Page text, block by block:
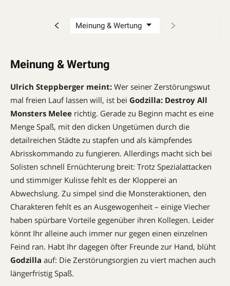
Meinung & Wertung
Ulrich Steppberger meint: Wer seiner Zerstörungswut
mal freien Lauf lassen will, ist bei Godzilla: Destroy All
Monsters Melee richtig. Gerade zu Beginn macht es eine
Menge Spaß, mit den dicken Ungetümen durch die
detailreichen Städte zu stapfen und als kämpfendes
Abrisskommando zu fungieren. Allerdings macht sich bei
Solisten schnell Ernüchterung breit: Trotz Spezialattacken
und stimmiger Kulisse fehlt es der Klopperei an
Abwechslung. Zu simpel sind die Monsteraktionen, den
Charakteren fehlt es an Ausgewogenheit – einige Viecher
haben spürbare Vorteile gegenüber ihren Kollegen. Leider
könnt Ihr alleine auch immer nur gegen einen einzelnen
Feind ran. Habt Ihr dagegen öfter Freunde zur Hand, blüht
Godzilla auf: Die Zerstörungsorgien zu viert machen auch
längerfristig Spaß.